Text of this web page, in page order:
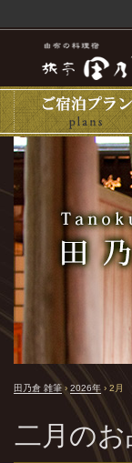
田乃倉 雑筆 › 2026年 › 2月
二月のお